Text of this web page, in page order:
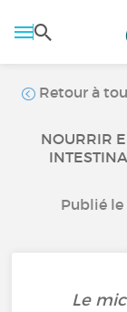
Retour à
NOURRIR
Publié le
Le